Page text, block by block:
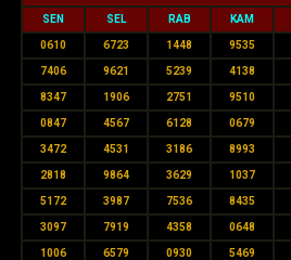
SEN SEL RAB KAM
0610 6723 1448 9535
7406 9621 5239 4138
8347 1906 2751 9510
0847 4567 6128 0679
3472 4531 3186 8993
2818 9864 3629 1037
5172 3987 7536 8435
3097 7919 4358 0648
1006 6579 0930 5469